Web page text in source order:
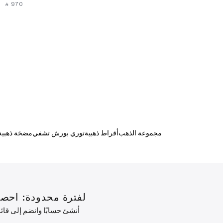
‎ ⃁ ⁦970⁩ ‎
مجموعة الذهب أقراط ذهبيةتوري بورش تشفيمضخة
لفترة محدودة: احصل على خصم 10% على طلبك الأول
أنشئ حسابًا وانضم إلى